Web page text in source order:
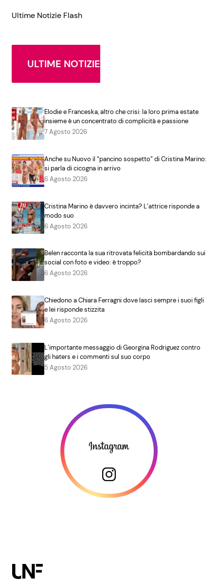
Ultime Notizie Flash
ULTIME NOTIZIE
Elodie e Franceska, altro che crisi: la loro prima estate
insieme è un concentrato di complicità e passione
7 Agosto 2026
Anche su Nuovo il “pancino sospetto” di Cristina Marino:
si parla di cicogna in arrivo
6 Agosto 2026
Cristina Marino è davvero incinta? L’attrice risponde a
modo suo
6 Agosto 2026
Belen racconta la sua ritrovata felicità bombardando sui
social con foto e video: è troppo?
6 Agosto 2026
Chiedono a Chiara Ferragni dove lasci sempre i suoi figli
e lei risponde stizzita
6 Agosto 2026
L’importante messaggio di Georgina Rodriguez contro
gli haters e i commenti sul suo corpo
5 Agosto 2026